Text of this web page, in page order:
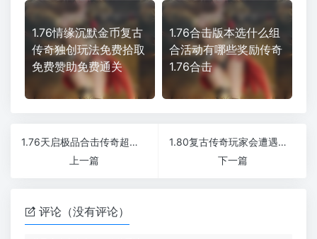
1.76情缘沉默金币复古
传奇独创玩法免费拾取
免费赞助免费通关
1.76合击版本选什么组
合活动有哪些奖励传奇
1.76合击
1.76天启极品合击传奇超级牛逼坐骑版本
上一篇
1.80复古传奇玩家会遭遇滑铁卢了吗
下一篇
评论（没有评论）